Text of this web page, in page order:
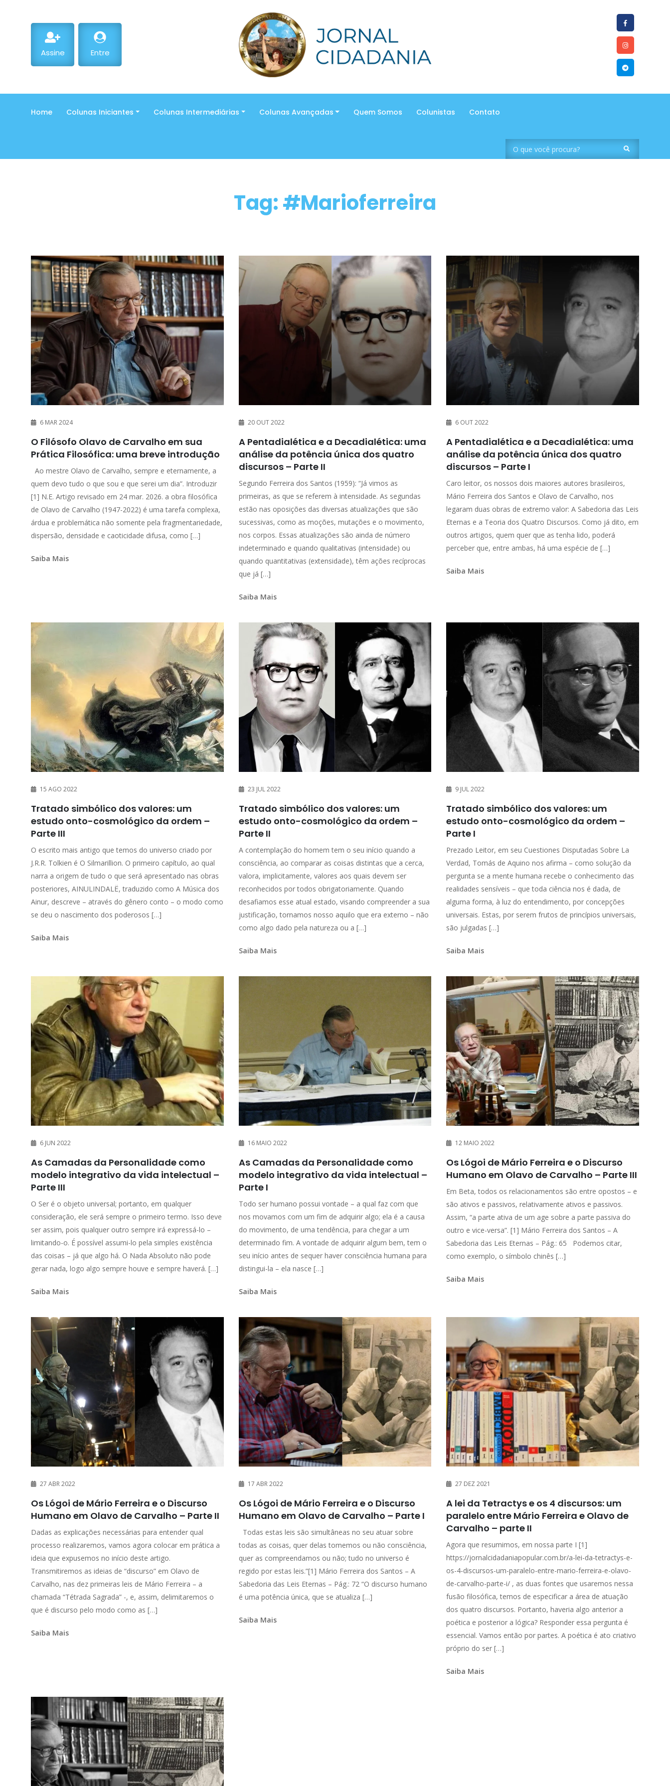
Assine Entre
Home Colunas Iniciantes Colunas Intermediárias Colunas Avançadas Quem Somos Colunistas Contato
Tag: #Marioferreira
6 MAR 2024
O Filósofo Olavo de Carvalho em sua
Prática Filosófica: uma breve introdução
Ao mestre Olavo de Carvalho, sempre e eternamente, a
quem devo tudo o que sou e que serei um dia”. Introduzir
[1] N.E. Artigo revisado em 24 mar. 2026. a obra filosófica
de Olavo de Carvalho (1947-2022) é uma tarefa complexa,
árdua e problemática não somente pela fragmentariedade,
dispersão, densidade e caoticidade difusa, como […]
Saiba Mais
20 OUT 2022
A Pentadialética e a Decadialética: uma
análise da potência única dos quatro
discursos – Parte II
Segundo Ferreira dos Santos (1959): “Já vimos as
primeiras, as que se referem à intensidade. As segundas
estão nas oposições das diversas atualizações que são
sucessivas, como as moções, mutações e o movimento,
nos corpos. Essas atualizações são ainda de número
indeterminado e quando qualitativas (intensidade) ou
quando quantitativas (extensidade), têm ações recíprocas
que já […]
Saiba Mais
6 OUT 2022
A Pentadialética e a Decadialética: uma
análise da potência única dos quatro
discursos – Parte I
Caro leitor, os nossos dois maiores autores brasileiros,
Mário Ferreira dos Santos e Olavo de Carvalho, nos
legaram duas obras de extremo valor: A Sabedoria das Leis
Eternas e a Teoria dos Quatro Discursos. Como já dito, em
outros artigos, quem quer que as tenha lido, poderá
perceber que, entre ambas, há uma espécie de […]
Saiba Mais
15 AGO 2022
Tratado simbólico dos valores: um
estudo onto-cosmológico da ordem –
Parte III
O escrito mais antigo que temos do universo criado por
J.R.R. Tolkien é O Silmarillion. O primeiro capítulo, ao qual
narra a origem de tudo o que será apresentado nas obras
posteriores, AINULINDALË, traduzido como A Música dos
Ainur, descreve – através do gênero conto – o modo como
se deu o nascimento dos poderosos […]
Saiba Mais
23 JUL 2022
Tratado simbólico dos valores: um
estudo onto-cosmológico da ordem –
Parte II
A contemplação do homem tem o seu início quando a
consciência, ao comparar as coisas distintas que a cerca,
valora, implicitamente, valores aos quais devem ser
reconhecidos por todos obrigatoriamente. Quando
desafiamos esse atual estado, visando compreender a sua
justificação, tornamos nosso aquilo que era externo – não
como algo dado pela natureza ou a […]
Saiba Mais
9 JUL 2022
Tratado simbólico dos valores: um
estudo onto-cosmológico da ordem –
Parte I
Prezado Leitor, em seu Cuestiones Disputadas Sobre La
Verdad, Tomás de Aquino nos afirma – como solução da
pergunta se a mente humana recebe o conhecimento das
realidades sensíveis – que toda ciência nos é dada, de
alguma forma, à luz do entendimento, por concepções
universais. Estas, por serem frutos de princípios universais,
são julgadas […]
Saiba Mais
6 JUN 2022
As Camadas da Personalidade como
modelo integrativo da vida intelectual –
Parte III
O Ser é o objeto universal; portanto, em qualquer
consideração, ele será sempre o primeiro termo. Isso deve
ser assim, pois qualquer outro sempre irá expressá-lo –
limitando-o. É possível assumi-lo pela simples existência
das coisas – já que algo há. O Nada Absoluto não pode
gerar nada, logo algo sempre houve e sempre haverá. […]
Saiba Mais
16 MAIO 2022
As Camadas da Personalidade como
modelo integrativo da vida intelectual –
Parte I
Todo ser humano possui vontade – a qual faz com que
nos movamos com um fim de adquirir algo; ela é a causa
do movimento, de uma tendência, para chegar a um
determinado fim. A vontade de adquirir algum bem, tem o
seu início antes de sequer haver consciência humana para
distingui-la – ela nasce […]
Saiba Mais
12 MAIO 2022
Os Lógoi de Mário Ferreira e o Discurso
Humano em Olavo de Carvalho – Parte III
Em Beta, todos os relacionamentos são entre opostos – e
são ativos e passivos, relativamente ativos e passivos.
Assim, “a parte ativa de um age sobre a parte passiva do
outro e vice-versa”. [1] Mário Ferreira dos Santos – A
Sabedoria das Leis Eternas – Pág.: 65 Podemos citar,
como exemplo, o símbolo chinês […]
Saiba Mais
27 ABR 2022
Os Lógoi de Mário Ferreira e o Discurso
Humano em Olavo de Carvalho – Parte II
Dadas as explicações necessárias para entender qual
processo realizaremos, vamos agora colocar em prática a
ideia que expusemos no início deste artigo.
Transmitiremos as ideias de “discurso” em Olavo de
Carvalho, nas dez primeiras leis de Mário Ferreira – a
chamada “Tétrada Sagrada” -, e, assim, delimitaremos o
que é discurso pelo modo como as […]
Saiba Mais
17 ABR 2022
Os Lógoi de Mário Ferreira e o Discurso
Humano em Olavo de Carvalho – Parte I
Todas estas leis são simultâneas no seu atuar sobre
todas as coisas, quer delas tomemos ou não consciência,
quer as compreendamos ou não; tudo no universo é
regido por estas leis.”[1] Mário Ferreira dos Santos – A
Sabedoria das Leis Eternas – Pág.: 72 “O discurso humano
é uma potência única, que se atualiza […]
Saiba Mais
27 DEZ 2021
A lei da Tetractys e os 4 discursos: um
paralelo entre Mário Ferreira e Olavo de
Carvalho – parte II
Agora que resumimos, em nossa parte I [1]
https://jornalcidadaniapopular.com.br/a-lei-da-tetractys-e-
os-4-discursos-um-paralelo-entre-mario-ferreira-e-olavo-
de-carvalho-parte-i/ , as duas fontes que usaremos nessa
fusão filosófica, temos de especificar a área de atuação
dos quatro discursos. Portanto, haveria algo anterior a
poética e posterior a lógica? Responder essa pergunta é
essencial. Vamos então por partes. A poética é ato criativo
próprio do ser […]
Saiba Mais